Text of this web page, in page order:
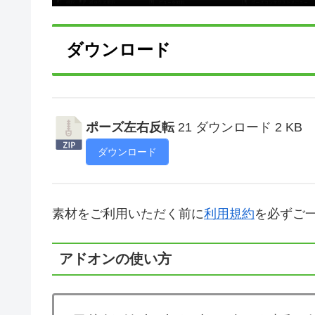
ダウンロード
ポーズ左右反転 21 ダウンロード 2 KB
ダウンロード
素材をご利用いただく前に利用規約を必ずご
アドオンの使い方